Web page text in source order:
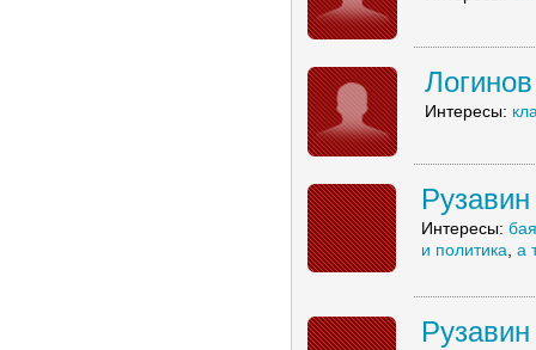
Интересы:
Интересы:
и политика а